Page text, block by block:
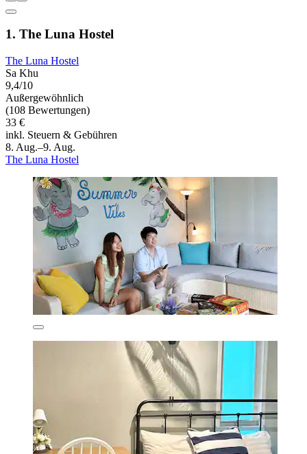
1. The Luna Hostel
The Luna Hostel
Sa Khu
9,4/10
Außergewöhnlich
(108 Bewertungen)
33 €
inkl. Steuern & Gebühren
8. Aug.–9. Aug.
The Luna Hostel